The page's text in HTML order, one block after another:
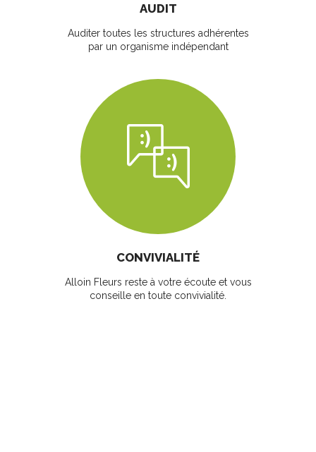
AUDIT
Auditer toutes les structures adhérentes
par un organisme indépendant
CONVIVIALITÉ
Alloin Fleurs reste à votre écoute et vous
conseille en toute convivialité.